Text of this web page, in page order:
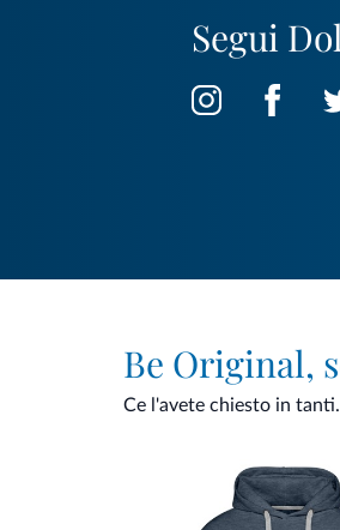
Segui
Be Original,
Ce l'avete chiesto in